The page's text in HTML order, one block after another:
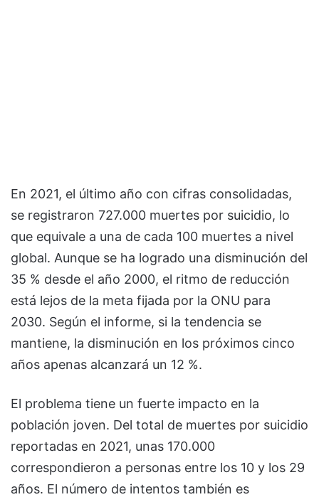
En 2021, el último año con cifras consolidadas,
se registraron 727.000 muertes por suicidio, lo
que equivale a una de cada 100 muertes a nivel
global. Aunque se ha logrado una disminución del
35 % desde el año 2000, el ritmo de reducción
está lejos de la meta fijada por la ONU para
2030. Según el informe, si la tendencia se
mantiene, la disminución en los próximos cinco
años apenas alcanzará un 12 %.
El problema tiene un fuerte impacto en la
población joven. Del total de muertes por suicidio
reportadas en 2021, unas 170.000
correspondieron a personas entre los 10 y los 29
años. El número de intentos también es